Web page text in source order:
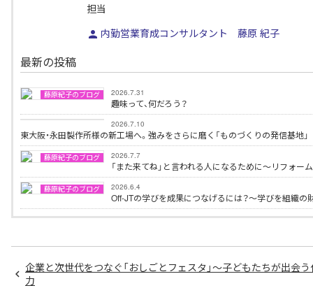
担当
内勤営業育成コンサルタント 藤原 紀子
最新の投稿
藤原紀子のブログ 2026.7.31
趣味って、何だろう？
藤原紀子のブログ
2026.7.10
東大阪・永田製作所様の新工場へ。強みをさらに磨く「ものづくりの発信基地」
藤原紀子のブログ 2026.7.7
「また来てね」と言われる人になるために～リフォ
藤原紀子のブログ 2026.6.4
Off-JTの学びを成果につなげるには？～学びを組織の
企業と次世代をつなぐ「おしごとフェスタ」〜子どもたちが出会
力